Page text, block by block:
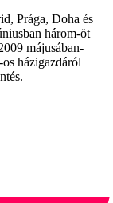
Prága, Doha és
három-öt
májusában-
házigazdáról